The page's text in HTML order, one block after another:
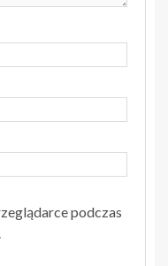
podczas